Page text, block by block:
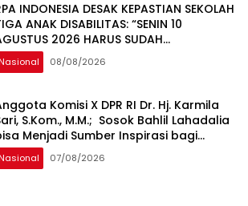
INDONESIA DESAK KEPASTIAN SEKOLAH
ANAK DISABILITAS: “SENIN 10
2026 HARUS SUDAH
Nasional 08/08/2026
Komisi X DPR RI Dr. Hj. Karmila
S.Kom., M.M.; Sosok Bahlil Lahadalia
Menjadi Sumber Inspirasi bagi
Muda, Pelaku Usaha,
maupun Pemangku
Nasional 07/08/2026